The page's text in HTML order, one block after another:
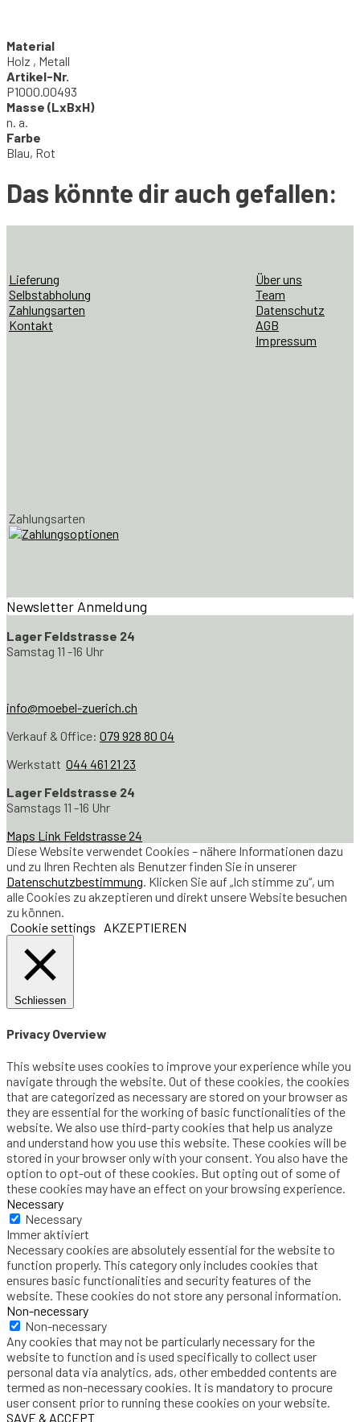
Material
Holz , Metall
Artikel-Nr.
P1000.00493
Masse (LxBxH)
n. a.
Farbe
Blau, Rot
Das könnte dir auch gefallen:
Lieferung
Selbstabholung
Zahlungsarten
Kontakt
Über uns
Team
Datenschutz
AGB
Impressum
Zahlungsarten
Newsletter Anmeldung
Lager Feldstrasse 24
Samstag 11 -16 Uhr
info@moebel-zuerich.ch
Verkauf & Office: 079 928 80 04
Werkstatt 044 461 21 23
Lager Feldstrasse 24
Samstags 11 -16 Uhr
Maps Link Feldstrasse 24
Diese Website verwendet Cookies – nähere Informationen dazu
und zu Ihren Rechten als Benutzer finden Sie in unserer
Datenschutzbestimmung. Klicken Sie auf „Ich stimme zu“, um
alle Cookies zu akzeptieren und direkt unsere Website besuchen
zu können.
Cookie settings
AKZEPTIEREN
Schliessen
Privacy Overview
This website uses cookies to improve your experience while you
navigate through the website. Out of these cookies, the cookies
that are categorized as necessary are stored on your browser as
they are essential for the working of basic functionalities of the
website. We also use third-party cookies that help us analyze
and understand how you use this website. These cookies will be
stored in your browser only with your consent. You also have the
option to opt-out of these cookies. But opting out of some of
these cookies may have an effect on your browsing experience.
Necessary
Necessary
Immer aktiviert
Necessary cookies are absolutely essential for the website to
function properly. This category only includes cookies that
ensures basic functionalities and security features of the
website. These cookies do not store any personal information.
Non-necessary
Non-necessary
Any cookies that may not be particularly necessary for the
website to function and is used specifically to collect user
personal data via analytics, ads, other embedded contents are
termed as non-necessary cookies. It is mandatory to procure
user consent prior to running these cookies on your website.
SAVE & ACCEPT